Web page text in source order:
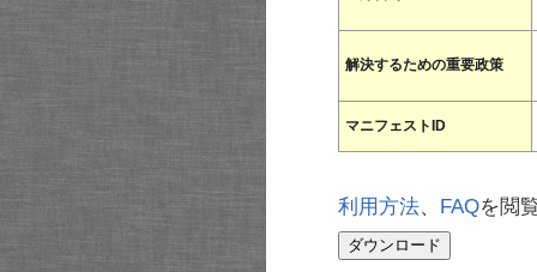
解決するための重要政策
マニフェストID
利用方法、 FAQを閲